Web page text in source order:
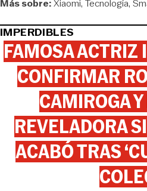
Más sobre:Xiaomi Tecnología
IMPERDIBLES
FAMOSA ACTRIZ
CONFIRMAR
CAMIROGA
REVELADORA
ACABÓ TRAS